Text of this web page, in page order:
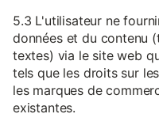
5.3 L'utilisateur ne
données et du contenu
textes) via le site web
tels que les droits sur
les marques de
existantes.